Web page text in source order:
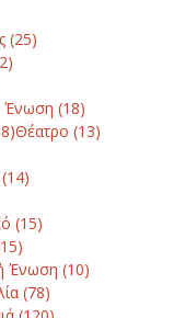
(25)
Ένωση (18)
Θέατρο (13)
(15)
Ένωση (10)
(78)